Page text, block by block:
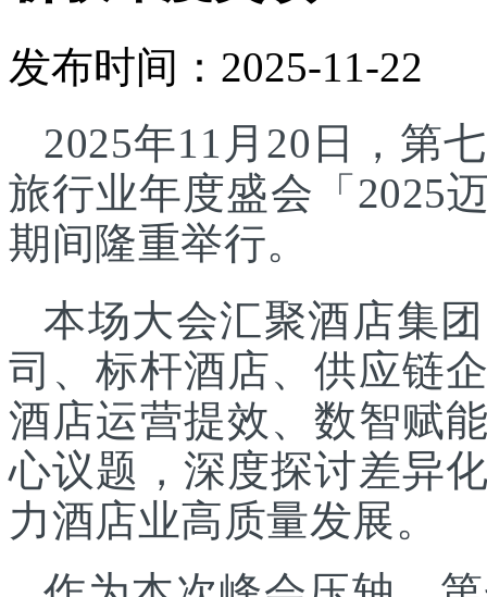
发布时间：2025-11-22
2025年11月20日，第
旅行业年度盛会「2025
期间隆重举行。
本场大会汇聚酒店集
司、标杆酒店、供应链
酒店运营提效、数智赋
心议题，深度探讨差异
力酒店业高质量发展。